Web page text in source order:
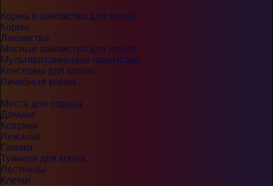
Корма и лакомства для кошек
Корма
Лакомства
Мясные лакомства для кошек
Мультивитаминные лакомства
Консервы для кошек
Лечебные корма
Места для отдыха
Домики
Коврики
Лежанки
Гамаки
Туннели для кошек
Лестницы
Клетки